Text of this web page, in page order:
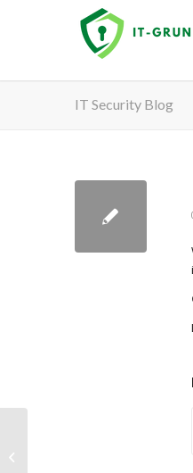
IT Security Blog